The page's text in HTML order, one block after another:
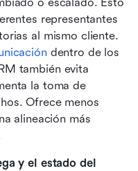
representantes
dentro de los
también evita
la toma de
Ofrece menos
alineación más
y el estado del